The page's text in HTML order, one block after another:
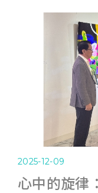
2025-12-09
心中的旋律